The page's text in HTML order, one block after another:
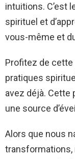
intuitions. C’est
spirituel et
vous-même et
Profitez de cette
pratiques
avez déjà. Cette
une source
Alors que nous
transformations,